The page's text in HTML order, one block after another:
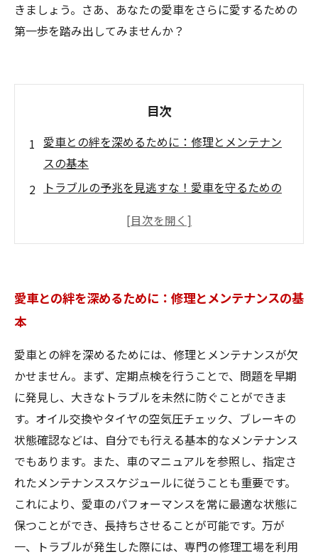
きましょう。さあ、あなたの愛車をさらに愛するための
第一歩を踏み出してみませんか？
目次
愛車との絆を深めるために：修理とメンテナン
スの基本
トラブルの予兆を見逃すな！愛車を守るための
気になる症状を徹底解説：愛車の不具合を見極
テナンス法
カーライフを豊かにするためのメンテナンス習
慣
あなたの愛車をもっと愛しむための第一歩を踏
み出そう！
愛車との絆を深めるために：修理とメンテナンスの基
本
愛車との絆を深めるためには、修理とメンテナンスが欠
かせません。まず、定期点検を行うことで、問題を早期
に発見し、大きなトラブルを未然に防ぐことができま
す。オイル交換やタイヤの空気圧チェック、ブレーキの
状態確認などは、自分でも行える基本的なメンテナンス
でもあります。また、車のマニュアルを参照し、指定さ
れたメンテナンススケジュールに従うことも重要です。
これにより、愛車のパフォーマンスを常に最適な状態に
保つことができ、長持ちさせることが可能です。万が
一、トラブルが発生した際には、専門の修理工場を利用